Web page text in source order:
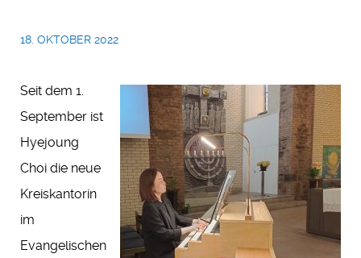
18. OKTOBER 2022
Seit dem 1.
September ist
Hyejoung
Choi die neue
Kreiskantorin
im
Evangelischen